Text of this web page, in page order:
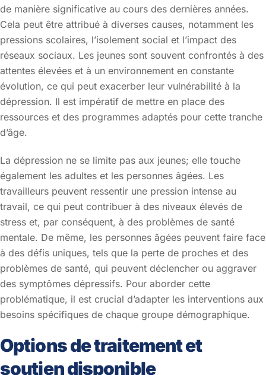
de manière significative au cours des dernières années.
Cela peut être attribué à diverses causes, notamment les
pressions scolaires, l’isolement social et l’impact des
réseaux sociaux. Les jeunes sont souvent confrontés à des
attentes élevées et à un environnement en constante
évolution, ce qui peut exacerber leur vulnérabilité à la
dépression. Il est impératif de mettre en place des
ressources et des programmes adaptés pour cette tranche
d’âge.
La dépression ne se limite pas aux jeunes; elle touche
également les adultes et les personnes âgées. Les
travailleurs peuvent ressentir une pression intense au
travail, ce qui peut contribuer à des niveaux élevés de
stress et, par conséquent, à des problèmes de santé
mentale. De même, les personnes âgées peuvent faire face
à des défis uniques, tels que la perte de proches et des
problèmes de santé, qui peuvent déclencher ou aggraver
des symptômes dépressifs. Pour aborder cette
problématique, il est crucial d’adapter les interventions aux
besoins spécifiques de chaque groupe démographique.
Options de traitement et
soutien disponible